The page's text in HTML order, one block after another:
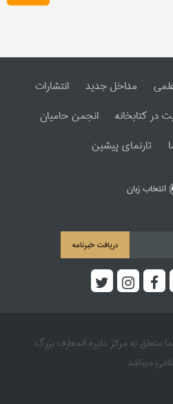
مداخل جدید
انتشارات
در کتابخانه
انجمن حامیان
تارنمای پیشین
انتخاب زبان
دریافت خبرنامه
متعلق به مرکز دایره المعارف بزرگ
میباشد